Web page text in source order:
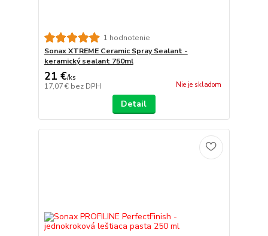
1 hodnotenie
Sonax XTREME Ceramic Spray Sealant -
keramický sealant 750ml
21 €/ks
17,07 € bez DPH Nie je skladom
Detail